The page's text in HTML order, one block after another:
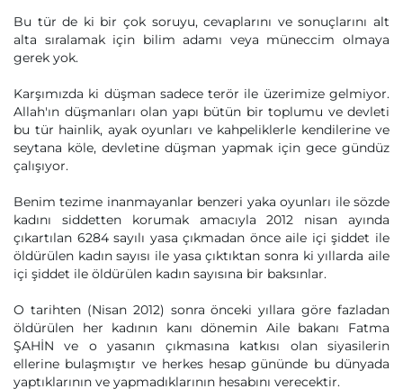
Bu tür de ki bir çok soruyu, cevaplarını ve sonuçlarını alt
alta sıralamak için bilim adamı veya müneccim olmaya
gerek yok.
Karşımızda ki düşman sadece terör ile üzerimize gelmiyor.
Allah'ın düşmanları olan yapı bütün bir toplumu ve devleti
bu tür hainlik, ayak oyunları ve kahpeliklerle kendilerine ve
seytana köle, devletine düşman yapmak için gece gündüz
çalışıyor.
Benim tezime inanmayanlar benzeri yaka oyunları ile sözde
kadını siddetten korumak amacıyla 2012 nisan ayında
çıkartılan 6284 sayılı yasa çıkmadan önce aile içi şiddet ile
öldürülen kadın sayısı ile yasa çıktıktan sonra ki yıllarda aile
içi şiddet ile öldürülen kadın sayısına bir baksınlar.
O tarihten (Nisan 2012) sonra önceki yıllara göre fazladan
öldürülen her kadının kanı dönemin Aile bakanı Fatma
ŞAHİN ve o yasanın çıkmasına katkısı olan siyasilerin
ellerine bulaşmıştır ve herkes hesap gününde bu dünyada
yaptıklarının ve yapmadıklarının hesabını verecektir.